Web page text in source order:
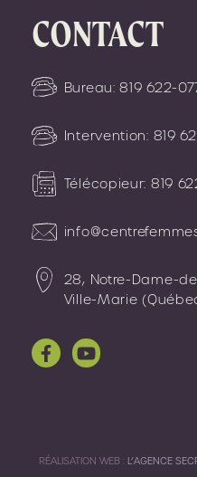
CONTACT
Bureau:819 622-
Intervention: 819
Télécopieur: 819
28, Notre-Dame-
Ville-Marie
RÉALISATION WEB : L’AGENCE